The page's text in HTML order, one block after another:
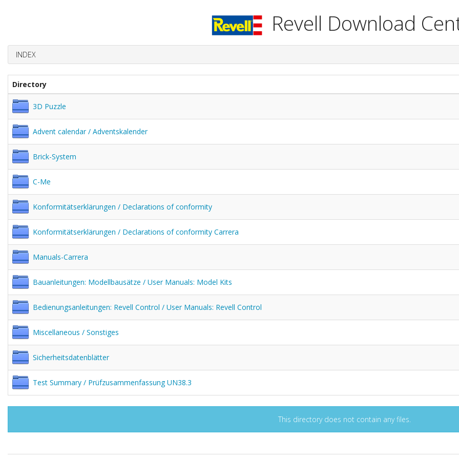
Revell Download
INDEX
Directory
3D Puzzle
Advent calendar / Adventskalender
Brick-System
C-Me
Konformitätserklärungen / Declarations of conformity
Konformitätserklärungen / Declarations of conformity Carrera
Manuals-Carrera
Bauanleitungen: Modellbausätze / User Manuals: Model Kits
Bedienungsanleitungen: Revell Control / User Manuals: Revell Control
Miscellaneous / Sonstiges
Sicherheitsdatenblätter
Test Summary / Prüfzusammenfassung UN38.3
This directory does not contain any files.